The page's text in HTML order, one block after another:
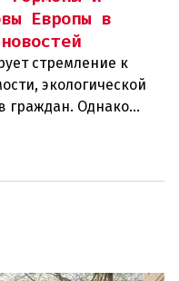
Европы в
стремление к
экологической
граждан. Однако
и решение
п